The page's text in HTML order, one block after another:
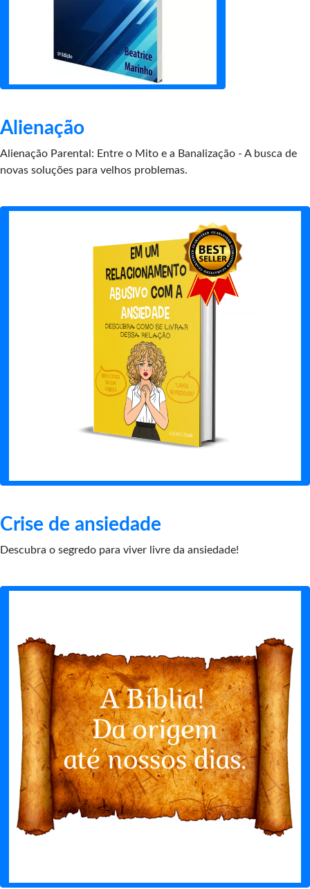
Alienação
Alienação Parental: Entre o Mito e a Banalização - A busca de
novas soluções para velhos problemas.
Crise de ansiedade
Descubra o segredo para viver livre da ansiedade!